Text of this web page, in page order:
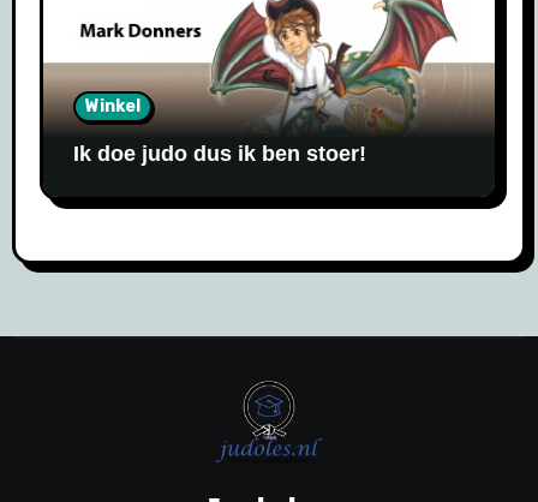
Winkel
Ik doe judo dus ik ben stoer!